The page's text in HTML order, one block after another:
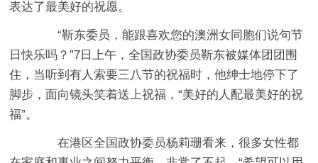
表达了最美好的祝愿。
“靳东委员，能跟喜欢您的澳洲女同胞们说句节
日快乐吗？”7日上午，全国政协委员靳东被媒体团团围
住，当听到有人索要三八节的祝福时，他绅士地停下了
脚步，面向镜头笑着送上祝福，“美好的人配最美好的祝
福”。
在港区全国政协委员杨莉珊看来，很多女性都